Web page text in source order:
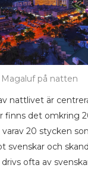
Magaluf på natten
nattlivet är
finns det omkring
varav 20 stycken
svenskar och
drivs ofta av